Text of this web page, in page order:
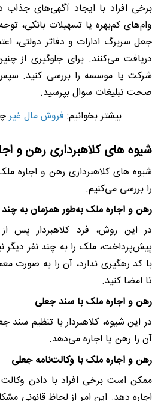
برخی افراد با ایجاد آگهی‌های جذاب
وام‌های کم‌بهره یا تسهیلات بانکی،
جعل سربرگ ادارات و دفاتر دولتی،
دریافت می‌کنند. برای جلوگیری از
شرکت یا موسسه را بررسی کنید. سپس
صحت تبلیغات سوال بپرسید.
بیشتر بخوانیم: فروش مال غیر
شیوه های کلاهبرداری رهن و
شیوه های کلاهبرداری رهن و اجاره
را بررسی می‌کنیم.
رهن و اجاره ملک به‌طور همزمان به چند
در این روش، فرد کلاهبردار پس از
پیش‌پرداخت، ملک را به چند نفر دیگر
با کد رهگیری ندارد، آن را به صورت
تا امضا کنید.
رهن و اجاره ملک با سند جعلی
در این شیوه، کلاهبردار با تنظیم
آن را رهن یا اجاره می‌دهد.
رهن و اجاره ملک با وکالت‌نامه جعلی
ممکن است برخی افراد با دادن وکالت
اجاره دهد. این امر از لحاظ قانونی